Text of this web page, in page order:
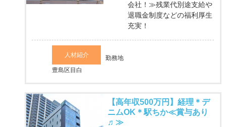
会社！≫残業代別途支給や
退職金制度などの福利厚生
充実！
人材紹介
勤務地
豊島区目白
【高年収500万円】経理＊デ
ニムOK＊駅ちか≪賞与あり
♬≫